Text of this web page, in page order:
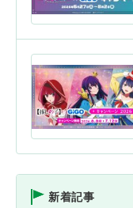
新着記事